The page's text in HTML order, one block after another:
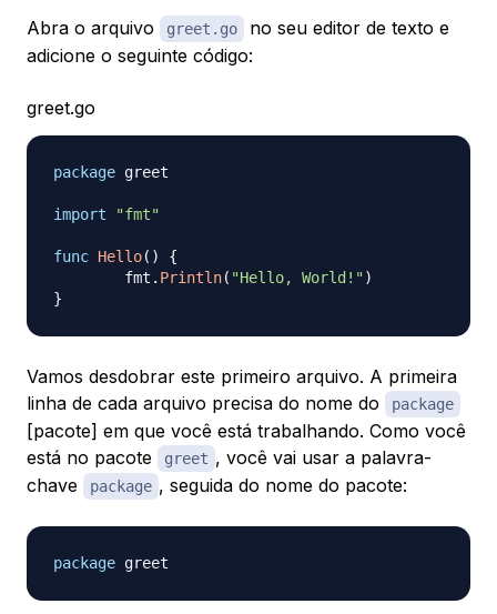
Abra o arquivo greet.go
no seu editor de texto e
adicione o seguinte código:
greet.go
package greet
import "fmt"
func Hello( )
{
	fmt
. Println( "Hello, World!")
}
Vamos desdobrar este primeiro arquivo. A primeira
linha de cada arquivo precisa do nome do
package
[pacote] em que você está trabalhando. Como você
está no pacote
greet , você vai usar a palavra-
chave
package , seguida do nome do pacote:
package